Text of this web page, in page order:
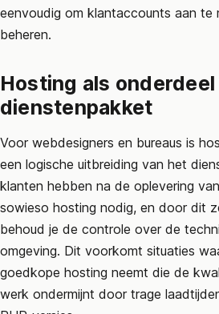
eenvoudig om klantaccounts aan te
beheren.
Hosting als onderdeel
dienstenpakket
Voor webdesigners en bureaus is
een logische uitbreiding van het
klanten hebben na de oplevering
sowieso hosting nodig, en door dit
behoud je de controle over de
omgeving. Dit voorkomt situaties
goedkope hosting neemt die de
werk ondermijnt door trage